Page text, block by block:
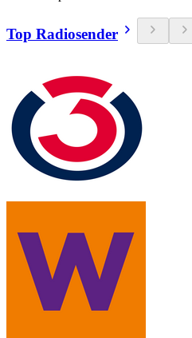
Top Radiosender